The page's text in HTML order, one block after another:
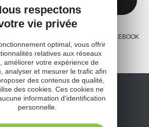
FACEBOOK
respectons
vie privée
optimal, vous offrir
relatives aux réseaux
améliorer votre expérience de
analyser et mesurer le trafic afin
des contenus de qualité,
des cookies. Ces cookies ne
information d'identification
personnelle.